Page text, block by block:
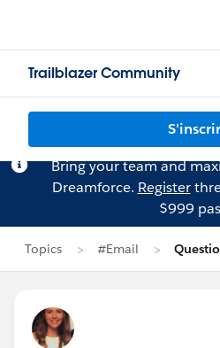
Trailblazer Community
Bring your team and
Dreamforce. Register
$999
Topics #Email